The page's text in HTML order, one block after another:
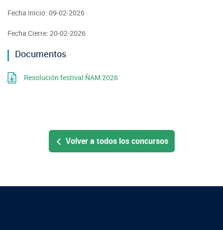
Fecha Inicio: 09-02-2026
Fecha Cierre: 20-02-2026
Documentos
Resolución festival ÑAM 2026
Volver a todos los concursos